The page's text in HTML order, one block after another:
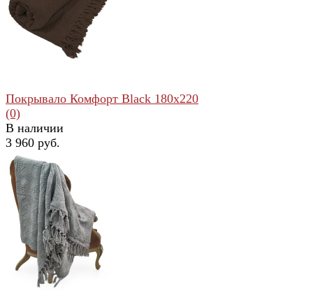
избранное сравнить
избранное сравнить
Покрывало Комфорт Black 180x220
(0)
В наличии
3 960 руб.